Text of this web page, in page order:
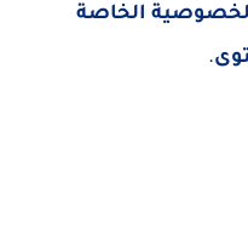
الخاصة
.